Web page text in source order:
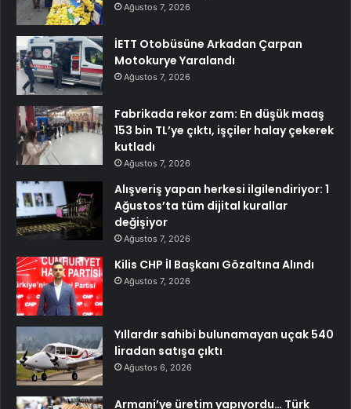
Ağustos 7, 2026
İETT Otobüsüne Arkadan Çarpan
Motokurye Yaralandı
Ağustos 7, 2026
Fabrikada rekor zam: En düşük maaş
153 bin TL’ye çıktı, işçiler halay çekerek
kutladı
Ağustos 7, 2026
Alışveriş yapan herkesi ilgilendiriyor: 1
Ağustos’ta tüm dijital kurallar
değişiyor
Ağustos 7, 2026
Kilis CHP İl Başkanı Gözaltına Alındı
Ağustos 7, 2026
Yıllardır sahibi bulunamayan uçak 540
liradan satışa çıktı
Ağustos 6, 2026
Armani’ye üretim yapıyordu… Türk